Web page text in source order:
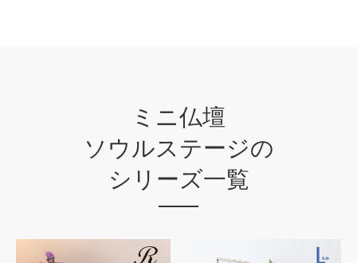
ミニ仏壇
ソウルステージの
シリーズ一覧